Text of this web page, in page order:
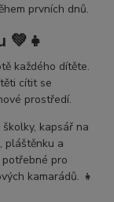
prvních dnů.
💚👧
každého dítěte.
cítit se
prostředí.
kapsář na
pláštěnku a
pro
kamarádů. 👧